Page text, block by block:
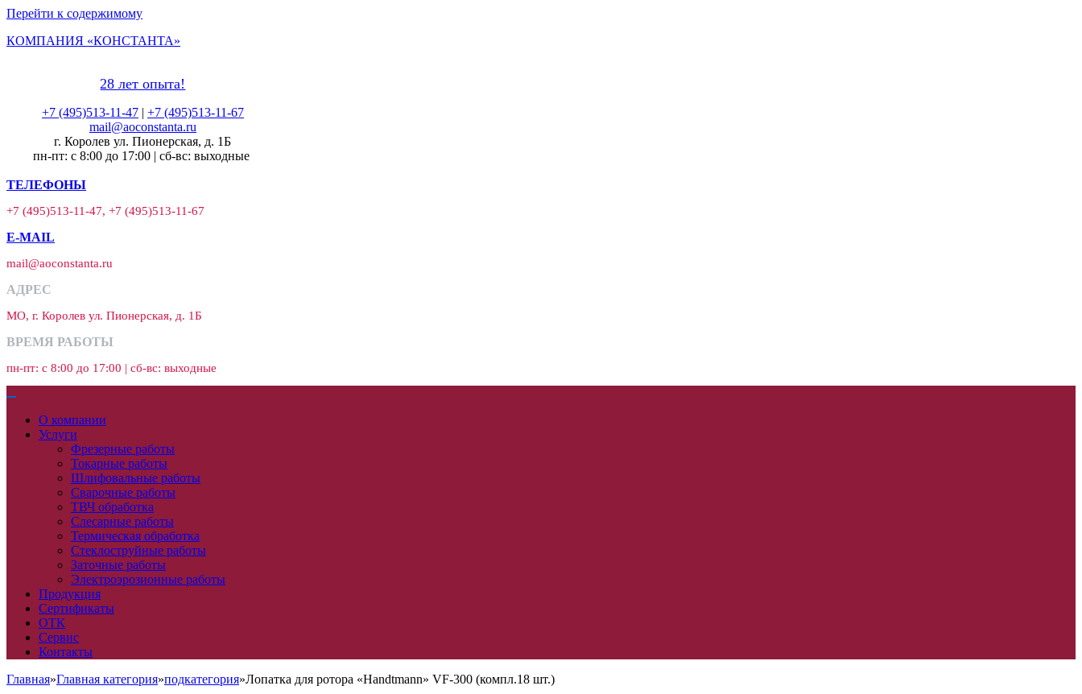
Перейти к содержимому
КОМПАНИЯ «КОНСТАНТА»
28 лет опыта!
+7 (495)513-11-47| +7 (495)513-11-67
mail@aoconstanta.ru
г. Королев ул. Пионерская, д. 1Б
пн-пт: с 8:00 до 17:00 | сб-вс: выходные
ТЕЛЕФОНЫ
+7 (495)513-11-47, +7 (495)513-11-67
E-MAIL
mail@aoconstanta.ru
АДРЕС
МО, г. Королев ул. Пионерская, д. 1Б
ВРЕМЯ РАБОТЫ
пн-пт: с 8:00 до 17:00 | сб-вс: выходные
О компании
Услуги
Фрезерные работы
Токарные работы
Шлифовальные работы
Сварочные работы
ТВЧ обработка
Слесарные работы
Термическая обработка
Стеклоструйные работы
Заточные работы
Электроэрозионные работы
Продукция
Сертификаты
ОТК
Сервис
Контакты
Главная»Главная категория»подкатегория»Лопатка для ротора «Handtmann» VF-300 (компл.18 шт.)